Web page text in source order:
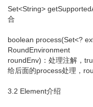
Set<String>
合
boolean process(Set<?
RoundEnvironment
roundEnv)：处理注解，
给后面的process处理，
3.2 Element介绍